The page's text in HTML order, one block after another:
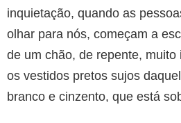
inquietação, quando as
olhar para nós, começam a
de um chão, de repente, muito
os vestidos pretos sujos
branco e cinzento, que está